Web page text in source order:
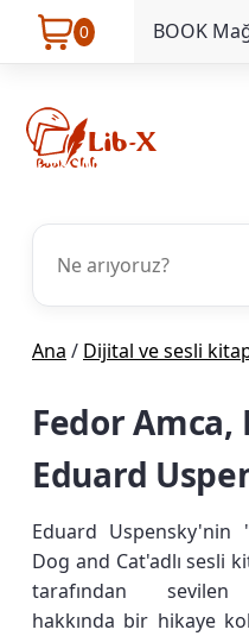
0 BOOK
Ana / Dijital ve sesli
Fedor Amca,
Eduard
Eduard Uspensky'nin
Dog and Cat'adlı sesli
tarafından sevilen
hakkında bir hikaye